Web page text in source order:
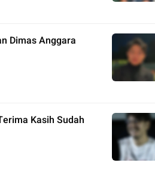
Dimas Anggara
Kasih Sudah